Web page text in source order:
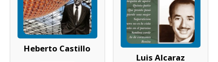
Heberto Castillo
Luis Alcaraz